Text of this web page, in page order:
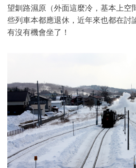
望釧路濕原（外面這麼冷，基本上空
些列車本都應退休，近年來也都在討
有沒有機會坐了！